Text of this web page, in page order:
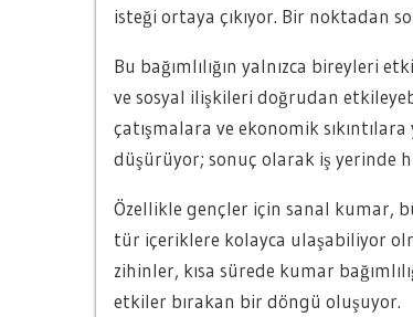
isteği ortaya çıkıyor. Bir noktadan
Bu bağımlılığın yalnızca bireyleri
ve sosyal ilişkileri doğrudan
çatışmalara ve ekonomik
düşürüyor; sonuç olarak iş yerinde
Özellikle gençler için sanal kumar,
tür içeriklere kolayca ulaşabiliyor
zihinler, kısa sürede kumar
etkiler bırakan bir döngü oluşuyor.